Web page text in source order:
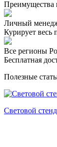
Преимущества
Личный
Курирует весь
Все регионы
Бесплатная
Полезные